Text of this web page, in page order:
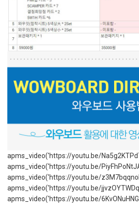
apms_video('https://youtu.be/
apms_video('https://youtu.be/
apms_video('https://youtu.be/
apms_video('https://youtu.be/
apms_video('https://youtu.be/